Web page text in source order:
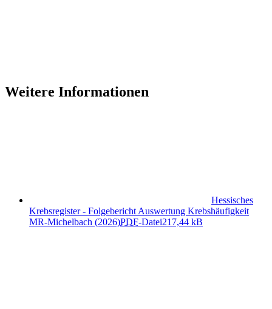
Weitere Informationen
Hessisches
Krebsregister - Folgebericht Auswertung Krebshäufigkeit
MR-Michelbach (2026)PDF-Datei217,44 kB